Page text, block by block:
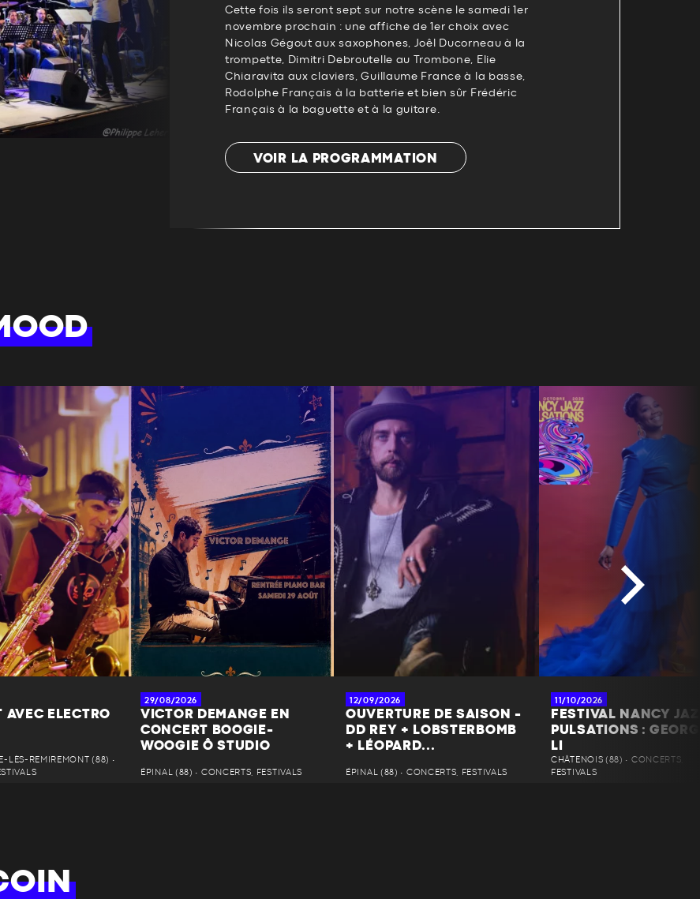
Cette fois ils seront sept sur notre scène le samedi 1er
novembre prochain : une affiche de 1er choix avec
Nicolas Gégout aux saxophones, Joêl Ducorneau à la
trompette, Dimitri Debroutelle au Trombone, Elie
Chiaravita aux claviers, Guillaume France à la basse,
Rodolphe Français à la batterie et bien sûr Frédéric
Français à la baguette et à la guitare.
VOIR LA PROGRAMMATION
AVEC ELECTRO
LÈS-REMIREMONT (88) •
29/08/2026
VICTOR DEMANGE EN
CONCERT BOOGIE-
WOOGIE Ô STUDIO
ÉPINAL (88) • CONCERTS, FESTIVALS
12/09/2026
OUVERTURE DE SAISON -
DD REY + LOBSTERBOMB
+ LÉOPARD...
ÉPINAL (88) • CONCERTS, FESTIVALS
11/10/2026
FESTIVAL NANCY
PULSATIONS :
LI
CHÂTENOIS (88) • CONCERTS,
FESTIVALS